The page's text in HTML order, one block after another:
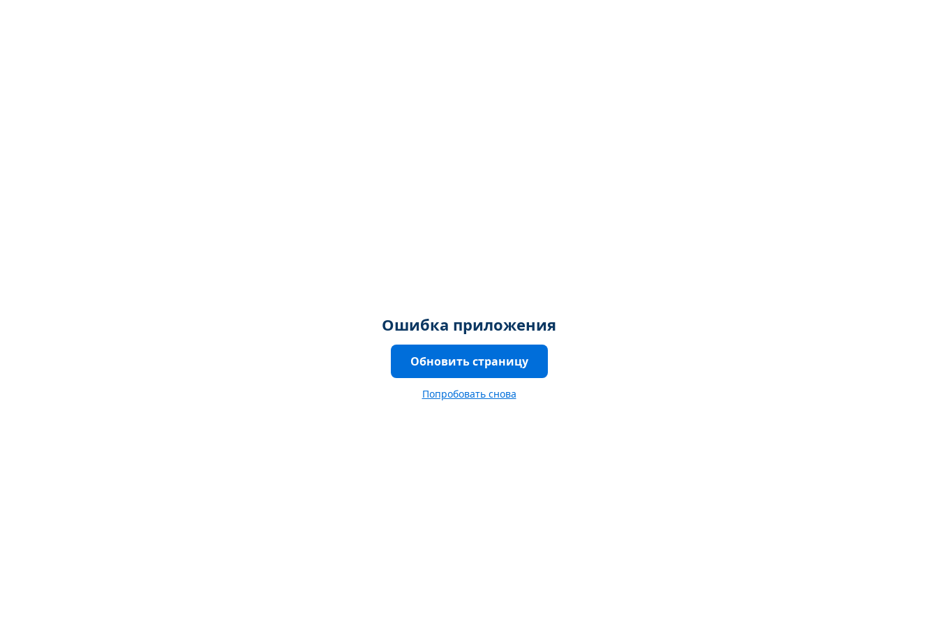
Ошибка приложения
Обновить страницу
Попробовать снова